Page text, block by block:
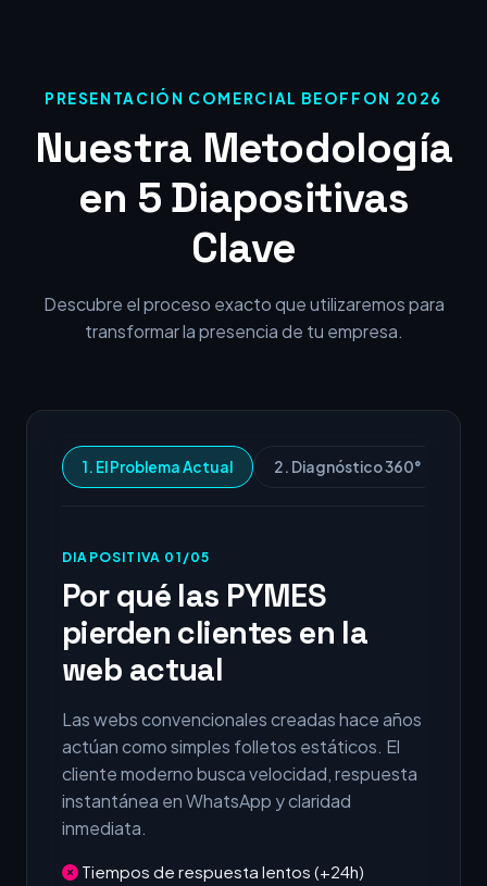
PRESENTACIÓN COMERCIAL BEOFFON 2026
Nuestra Metodología
en 5 Diapositivas
Clave
Descubre el proceso exacto que utilizaremos para
transformar la presencia de tu empresa.
1. El Problema Actual 2. Diagnóstico 360°
DIAPOSITIVA 01/05
Por qué las PYMES
pierden clientes en la
web actual
Las webs convencionales creadas hace años
actúan como simples folletos estáticos. El
cliente moderno busca velocidad, respuesta
instantánea en WhatsApp y claridad
inmediata.
Tiempos de respuesta lentos (+24h)